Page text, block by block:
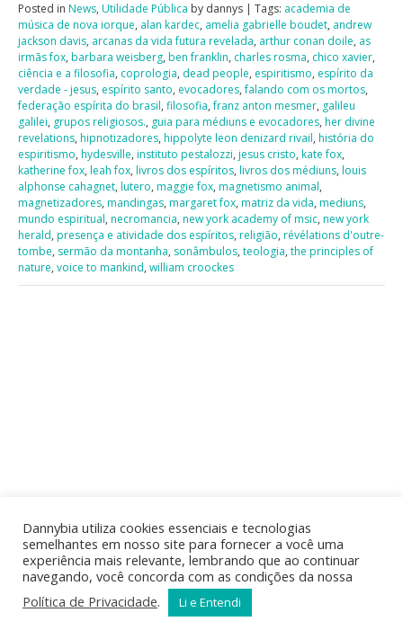
Posted in News, Utilidade Pública by dannys | Tags: academia de
música de nova iorque, alan kardec, amelia gabrielle boudet, andrew
jackson davis, arcanas da vida futura revelada, arthur conan doile, as
irmãs fox, barbara weisberg, ben franklin, charles rosma, chico xavier,
ciência e a filosofia, coprologia, dead people, espiritismo, espírito da
verdade - jesus, espírito santo, evocadores,falando com os mortos,
federação espírita do brasil, filosofia,franz anton mesmer, galileu
galilei, grupos religiosos., guia para médiuns e evocadores, her divine
revelations, hipnotizadores, hippolyte leon denizard rivail, história do
espiritismo, hydesville, instituto pestalozzi, jesus cristo, kate fox,
katherine fox, leah fox, livros dos espíritos, livros dos médiuns, louis
alphonse cahagnet, lutero, maggie fox, magnetismo animal,
magnetizadores, mandingas, margaret fox, matriz da vida, mediuns,
mundo espiritual, necromancia, new york academy of msic, new york
herald, presença e atividade dos espíritos, religião, révélations d'outre-
tombe, sermão da montanha, sonâmbulos, teologia, the principles of
nature, voice to mankind, william croockes
Dannybia utiliza cookies essenciais e tecnologias
semelhantes em nosso site para fornecer a você uma
experiência mais relevante, lembrando que ao continuar
navegando, você concorda com as condições da nossa
Política de Privacidade. Li e Entendi